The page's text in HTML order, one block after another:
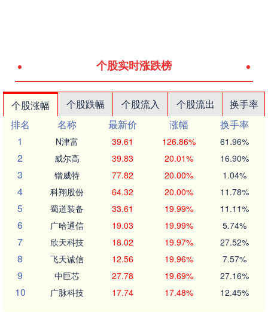
个股实时涨跌榜
个股涨幅 个股跌幅 个股流入 个股流出
换手率
排名
名称 最新价 涨幅
换手率
1
N津富 39.61 126.86% 61.96%
2 威尔高 39.83 20.01% 16.90%
3 锴威特 77.82 20.00% 1.04%
4 科翔股份 64.32 20.00% 11.78%
5 蜀道装备 33.61 19.99% 11.11%
6 广哈通信 19.03 19.99% 5.74%
7 欣天科技 18.02 19.97% 27.52%
8 飞天诚信 12.56 19.96% 7.57%
9 中巨芯 27.78 19.69% 27.16%
10 广脉科技 17.74 17.48% 12.45%